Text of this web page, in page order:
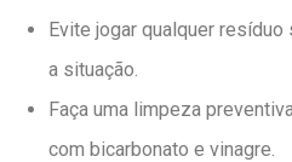
Evite jogar qualquer
a situação.
Faça uma limpeza
com bicarbonato e vinagre.